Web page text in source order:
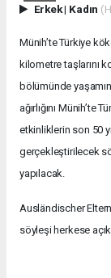
Erkek| Kadın
Münih’te Türkiye
kilometre taşlarını
bölümünde
ağırlığını
etkinliklerin son 50
gerçekleştirilecek
yapılacak.
Ausländischer
söyleşi herkese